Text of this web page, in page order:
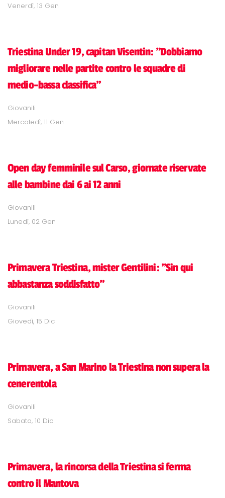
Venerdì, 13 Gen
Triestina Under 19, capitan Visentin: "Dobbiamo
migliorare nelle partite contro le squadre di
medio-bassa classifica"
Giovanili
Mercoledì, 11 Gen
Open day femminile sul Carso, giornate riservate
alle bambine dai 6 ai 12 anni
Giovanili
Lunedì, 02 Gen
Primavera Triestina, mister Gentilini: "Sin qui
abbastanza soddisfatto"
Giovanili
Giovedì, 15 Dic
Primavera, a San Marino la Triestina non supera la
cenerentola
Giovanili
Sabato, 10 Dic
Primavera, la rincorsa della Triestina si ferma
contro il Mantova